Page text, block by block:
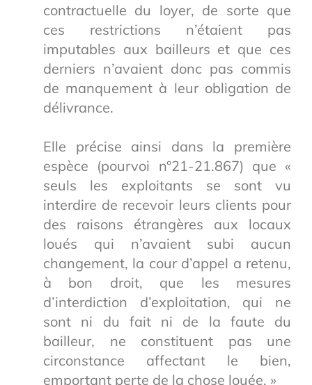
contractuelle du loyer, de sorte que
ces restrictions n’étaient pas
imputables aux bailleurs et que ces
derniers n’avaient donc pas commis
de manquement à leur obligation de
délivrance.
Elle précise ainsi dans la première
espèce (pourvoi n°21-21.867) que «
seuls les exploitants se sont vu
interdire de recevoir leurs clients pour
des raisons étrangères aux locaux
loués qui n’avaient subi aucun
changement, la cour d’appel a retenu,
à bon droit, que les mesures
d’interdiction d’exploitation, qui ne
sont ni du fait ni de la faute du
bailleur, ne constituent pas une
circonstance affectant le bien,
emportant perte de la chose louée. »